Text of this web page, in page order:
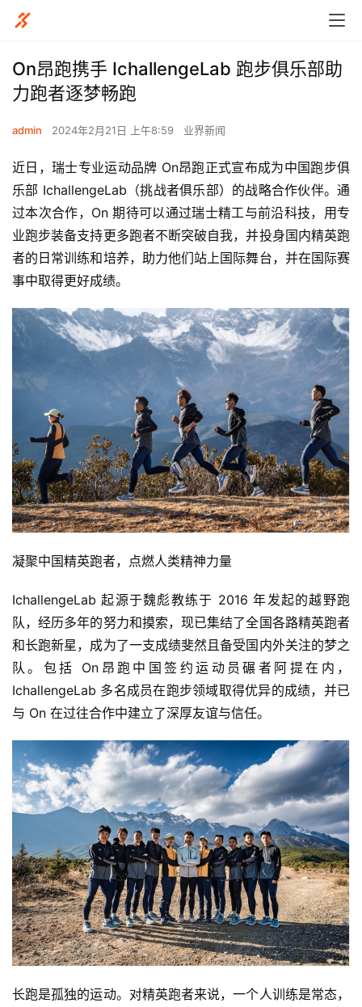
On昂跑携手 IchallengeLab 跑步俱乐部助
力跑者逐梦畅跑
admin 2024年2月21日 上午8:59 业界新闻
近日，瑞士专业运动品牌 On昂跑正式宣布成为中国跑步俱
乐部 IchallengeLab（挑战者俱乐部）的战略合作伙伴。通
过本次合作，On 期待可以通过瑞士精工与前沿科技，用专
业跑步装备支持更多跑者不断突破自我，并投身国内精英跑
者的日常训练和培养，助力他们站上国际舞台，并在国际赛
事中取得更好成绩。
凝聚中国精英跑者，点燃人类精神力量
IchallengeLab 起源于魏彪教练于 2016 年发起的越野跑
队，经历多年的努力和摸索，现已集结了全国各路精英跑者
和长跑新星，成为了一支成绩斐然且备受国内外关注的梦之
队。包括 On昂跑中国签约运动员碾者阿提在内，
IchallengeLab 多名成员在跑步领域取得优异的成绩，并已
与 On 在过往合作中建立了深厚友谊与信任。
长跑是孤独的运动。对精英跑者来说，一个人训练是常态，